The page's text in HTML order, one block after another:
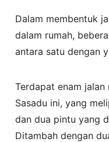
Dalam membentuk
dalam rumah,
antara satu dengan
Terdapat enam
Sasadu ini, yang
dan dua pintu yang
Ditambah dengan